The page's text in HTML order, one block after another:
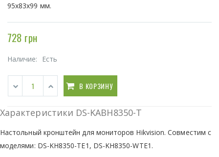
95х83х99 мм.
728 грн
Наличие: Есть
В КОРЗИНУ
Характеристики DS-KABH8350-T
Настольный кронштейн для мониторов Hikvision. Совместим с
моделями: DS-KH8350-TE1, DS-KH8350-WTE1.